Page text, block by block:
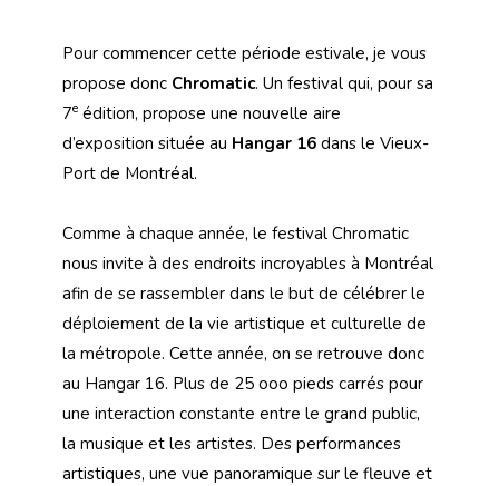
Pour commencer cette période estivale, je vous
propose donc Chromatic. Un festival qui, pour sa
7e édition, propose une nouvelle aire
d’exposition située au Hangar 16 dans le Vieux-
Port de Montréal.
Comme à chaque année, le festival Chromatic
nous invite à des endroits incroyables à Montréal
afin de se rassembler dans le but de célébrer le
déploiement de la vie artistique et culturelle de
la métropole. Cette année, on se retrouve donc
au Hangar 16. Plus de 25 ooo pieds carrés pour
une interaction constante entre le grand public,
la musique et les artistes. Des performances
artistiques, une vue panoramique sur le fleuve et